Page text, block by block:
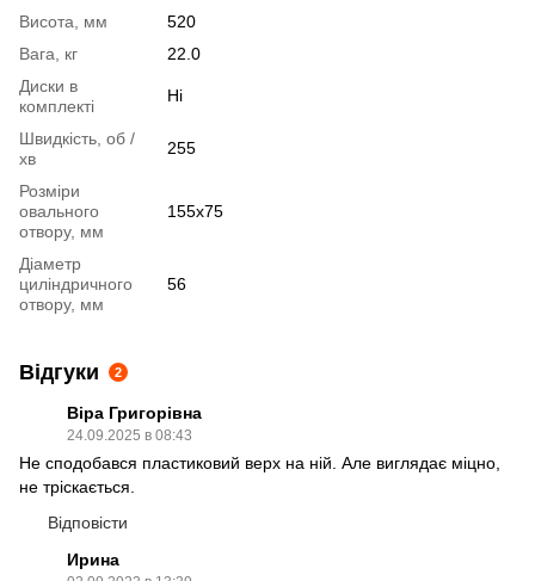
Висота, мм
520
Вага, кг
22.0
Диски в
комплекті
Ні
Швидкість, об /
хв
255
Розміри
овального
отвору, мм
155х75
Діаметр
циліндричного
отвору, мм
56
Відгуки 2
Віра Григорівна
24.09.2025 в 08:43
Не сподобався пластиковий верх на ній. Але виглядає міцно,
не тріскається.
Відповісти
Ирина